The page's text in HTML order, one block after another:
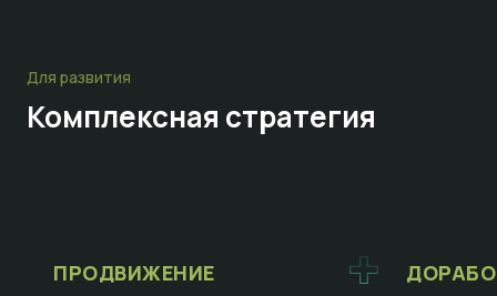
Для развития
Комплексная стратегия
ПРОДВИЖЕНИЕ